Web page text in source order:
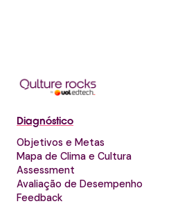
Diagnóstico
Objetivos e Metas
Mapa de Clima e Cultura
Assessment
Avaliação de Desempenho
Feedback